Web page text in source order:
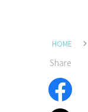
HOME
Share